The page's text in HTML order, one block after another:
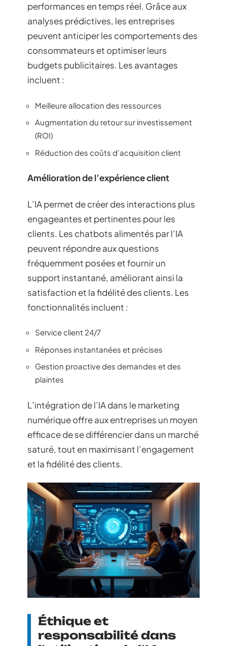
performances en temps réel. Grâce aux
analyses prédictives, les entreprises
peuvent anticiper les comportements des
consommateurs et optimiser leurs
budgets publicitaires. Les avantages
incluent :
Meilleure allocation des ressources
Augmentation du retour sur investissement
(ROI)
Réduction des coûts d’acquisition client
Amélioration de l’expérience client
L’IA permet de créer des interactions plus
engageantes et pertinentes pour les
clients. Les chatbots alimentés par l’IA
peuvent répondre aux questions
fréquemment posées et fournir un
support instantané, améliorant ainsi la
satisfaction et la fidélité des clients. Les
fonctionnalités incluent :
Service client 24/7
Réponses instantanées et précises
Gestion proactive des demandes et des
plaintes
L’intégration de l’IA dans le marketing
numérique offre aux entreprises un moyen
efficace de se différencier dans un marché
saturé, tout en maximisant l’engagement
et la fidélité des clients.
Éthique et
responsabilité dans